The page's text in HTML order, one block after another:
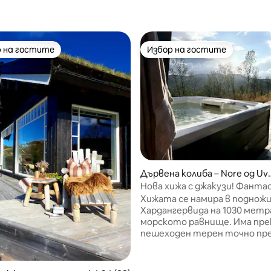
5, 19 отзива
избор на гостите
на гостите Избор на гостите
Избор на гостите
Дървена колиба – Nore og
al kommune
Нова хижа с джакузи!
места за разходки!
Хижата се намира в
Хардангервида на 1030
морското равнище. Има
пешеходен терен точно